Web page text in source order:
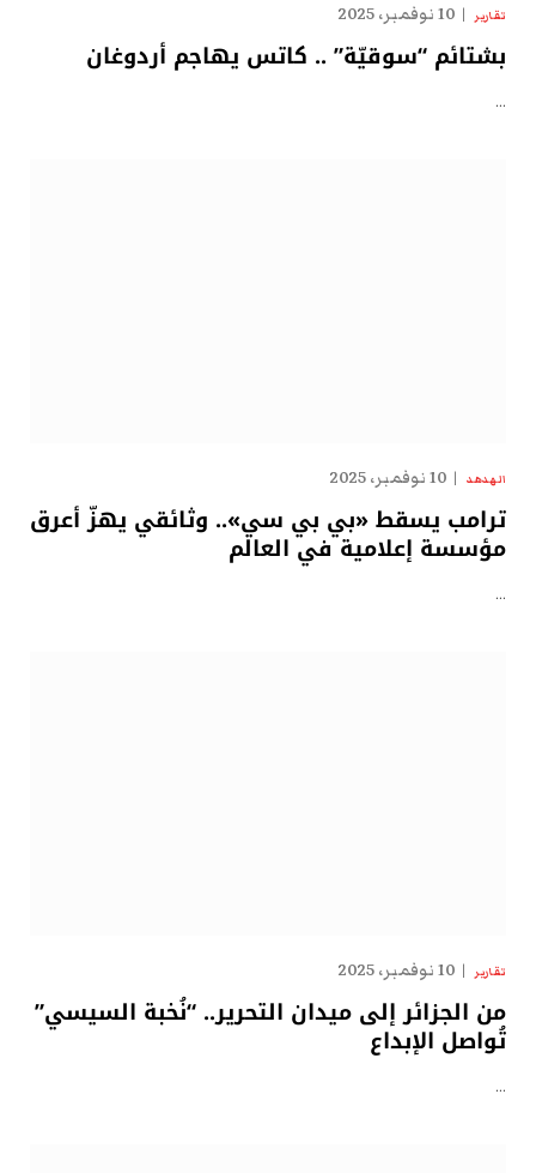
تقارير 10 نوفمبر، 2025
بشتائم “سوقيّة” .. كاتس يهاجم أردوغان
…
الهدهد 10 نوفمبر، 2025
ترامب يسقط «بي بي سي».. وثائقي يهزّ أعرق
مؤسسة إعلامية في العالم
…
تقارير 10 نوفمبر، 2025
من الجزائر إلى ميدان التحرير.. “نُخبة السيسي”
تُواصل الإبداع
…